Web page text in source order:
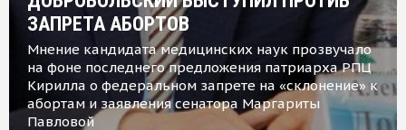
ЗАПРЕТА АБОРТОВ
Мнение кандидата медицинских наук прозвучало
на фоне последнего предложения патриарха РПЦ
Кирилла о федеральном запрете на «склонение» к
абортам и заявления сенатора Маргариты
Павловой